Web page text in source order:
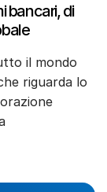
bancari, di
il mondo
riguarda lo